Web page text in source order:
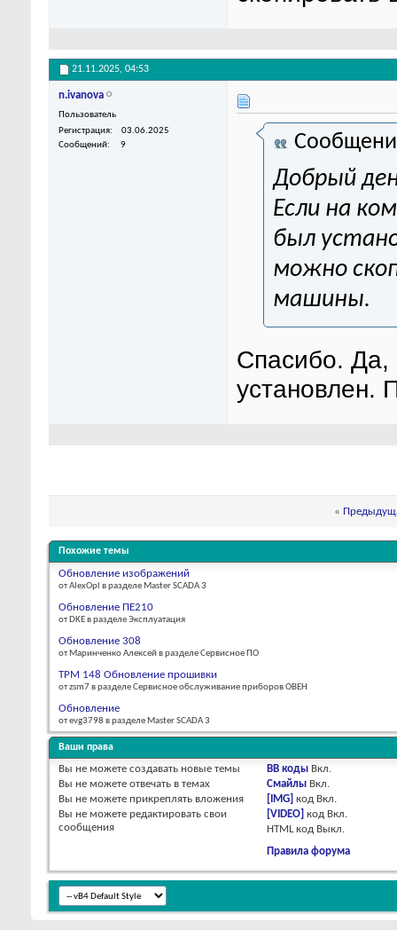
21.11.2025, 04:53
n.ivanova
Пользователь
Регистрация
03.06.2025
Сообщений
9
Добрый
Если на
был
можно
машины.
Спасибо. Да,
установлен.
«
Похожие темы
Обновление изображений
от AlexOpl в разделе Master SCADA 3
Обновление ПЕ210
от DKE в разделе Эксплуатация
Обновление 308
от Маринченко Алексей в разделе Сервисное ПО
ТРМ 148 Обновление прошивки
от zsm7 в разделе Сервисное обслуживание приборов ОВЕН
Обновление
от evg3798 в разделе Master SCADA 3
Ваши права
Вы не можете создавать новые темы
Вы не можете отвечать в темах
Вы не можете прикреплять вложения
Вы не можете редактировать свои
сообщения
BB коды Вкл.
Смайлы Вкл.
[IMG] код Вкл.
[VIDEO] код Вкл.
HTML код Выкл.
Правила форума